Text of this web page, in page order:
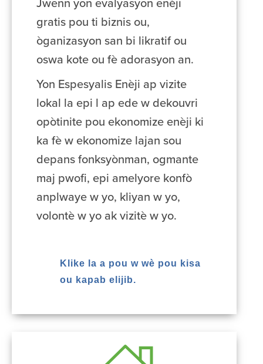
Jwenn yon evalyasyon enèji
gratis pou ti biznis ou,
òganizasyon san bi likratif ou
oswa kote ou fè adorasyon an.
Yon Espesyalis Enèji ap vizite
lokal la epi l ap ede w dekouvri
opòtinite pou ekonomize enèji ki
ka fè w ekonomize lajan sou
depans fonksyònman, ogmante
maj pwofi, epi amelyore konfò
anplwaye w yo, kliyan w yo,
volontè w yo ak vizitè w yo.
Klike la a pou w wè pou kisa
ou kapab elijib.